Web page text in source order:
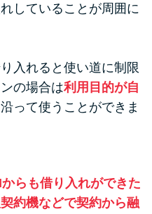
していることが周囲に
入れると使い道に制限
の場合は利用目的が自
って使うことができま
らも借り入れができた
約機などで契約から融